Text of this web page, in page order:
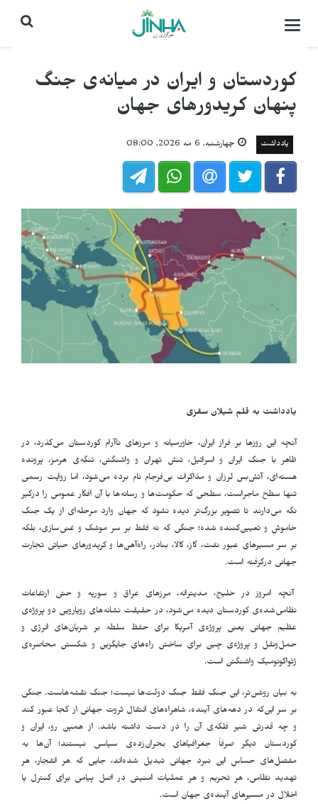
باز
بستن
کوردستان و ایران در میانه‌ی جنگ
پنهان کریدورهای جهان
یادداشت چهارشنبه, 6 مه 2026, 08:00
یادداشت به قلم شیلان سقزی
آنچه این روزها بر فراز ایران، خاورمیانه و مرزهای ناآرام کوردستان می‌گذرد، در
ظاهر با جنگ ایران و اسرائیل، تنش تهران و واشنگتن، تنگه‌ی هرمز، پرونده
هسته‌ای، آتش‌بس لرزان و مذاکرات بی‌فرجام نام برده می‌شود، اما روایت رسمی
تنها سطح ماجراست، سطحی که حکومت‌ها و رسانه‌ها با آن افکار عمومی را درگیر
نگه می‌دارند تا تصویر بزرگ‌تر دیده نشود که جهان وارد مرحله‌ای از یک جنگ
خاموش و تعیین‌کننده شده؛ جنگی که نه فقط بر سر موشک و غنی‌سازی، بلکه
بر سر مسیرهای عبور نفت، گاز، کالا، بنادر، راه‌آهن‌ها و کریدورهای حیاتی تجارت
جهانی درگرفته است.
آنچه امروز در خلیج، مدیترانه، مرزهای عراق و سوریه و حتی ارتفاعات
نظامی‌شده‌ی کوردستان دیده می‌شود، در حقیقت نشانه‌های رویارویی دو پروژه‌ی
عظیم جهانی یعنی پروژه‌ی آمریکا برای حفظ سلطه بر شریان‌های انرژی و
حمل‌ونقل و پروژه‌ی چین برای ساختن راه‌های جایگزین و شکستن محاصره‌ی
ژئواکونومیک واشنگتن است.
به بیان روشن‌تر، این جنگ فقط جنگ دولت‌ها نیست؛ جنگ نقشه‌هاست. جنگی
بر سر این‌که در دهه‌های آینده، شاهراه‌های انتقال ثروت جهانی از کجا عبور کند
و چه قدرتی شیر فلکه‌ی آن را در دست داشته باشد. از همین رو، ایران و
کوردستان دیگر صرفاً جغرافیاهای بحران‌زده‌ی سیاسی نیستند؛ آن‌ها به
مفصل‌های حساس این نبرد جهانی تبدیل شده‌اند، جایی که هر انفجار، هر
تهدید نظامی، هر تحریم و هر عملیات امنیتی در اصل پیامی برای کنترل یا
اخلال در مسیرهای آینده‌ی جهان است.